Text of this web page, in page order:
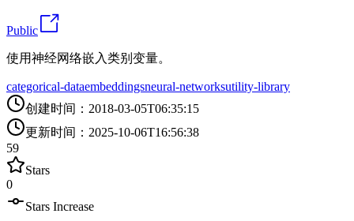
Public
使用神经网络嵌入类别变量。
categorical-dataembeddingsneural-networksutility-library
创建时间 ： 2018-03-05T06:35:15
更新时间 ： 2025-10-06T16:56:38
59
Stars
0
Stars Increase